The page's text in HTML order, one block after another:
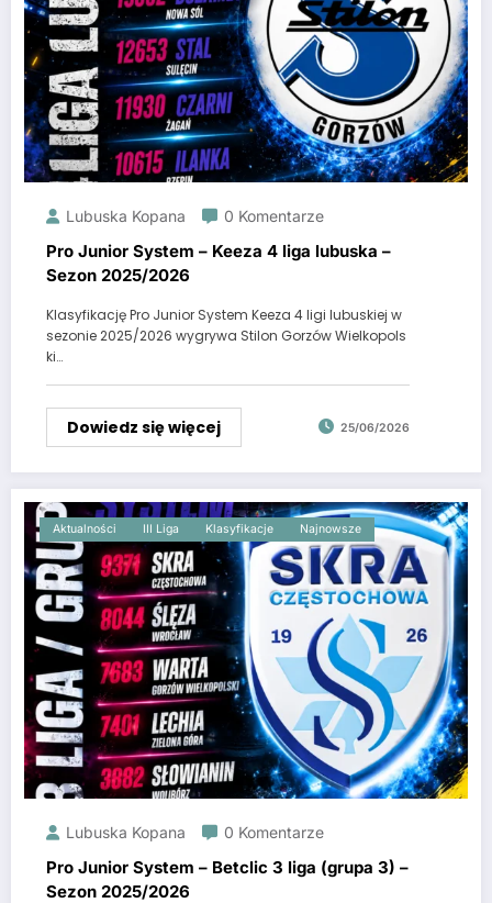
Lubuska Kopana 0 Komentarze
Pro Junior System – Keeza 4 liga lubuska –
Sezon 2025/2026
Klasyfikację Pro Junior System Keeza 4 ligi lubuskiej w
sezonie 2025/2026 wygrywa Stilon Gorzów Wielkopols
ki…
Dowiedz się więcej 25/06/2026
Aktualności III Liga Klasyfikacje Najnowsze
Lubuska Kopana 0 Komentarze
Pro Junior System – Betclic 3 liga (grupa 3) –
Sezon 2025/2026